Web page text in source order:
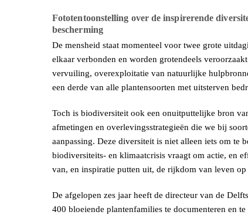
Fototentoonstelling over de inspirerende
bescherming
De mensheid staat momenteel voor twee grote
elkaar verbonden en worden grotendeels
vervuiling, overexploitatie van natuurlijke
een derde van alle plantensoorten met uitsterven
Toch is biodiversiteit ook een onuitputtelijke bron
afmetingen en overlevingsstrategieën die we bij
aanpassing. Deze diversiteit is niet alleen iets om te
biodiversiteits- en klimaatcrisis vraagt om actie, en
van, en inspiratie putten uit, de rijkdom van leven op
De afgelopen zes jaar heeft de directeur van de
400 bloeiende plantenfamilies te documenteren en